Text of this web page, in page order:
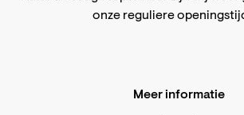
onze reguliere
Meer informatie